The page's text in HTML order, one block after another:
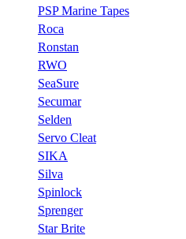
PSP Marine Tapes
Roca
Ronstan
RWO
SeaSure
Secumar
Selden
Servo Cleat
SIKA
Silva
Spinlock
Sprenger
Star Brite